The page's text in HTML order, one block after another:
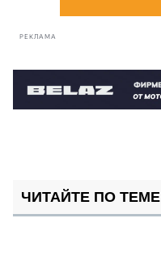
РЕКЛАМА
ЧИТАЙТЕ ПО ТЕМЕ